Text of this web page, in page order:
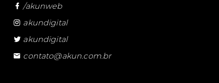
/akunweb
akundigital
akundigital
contato@akun.com.br